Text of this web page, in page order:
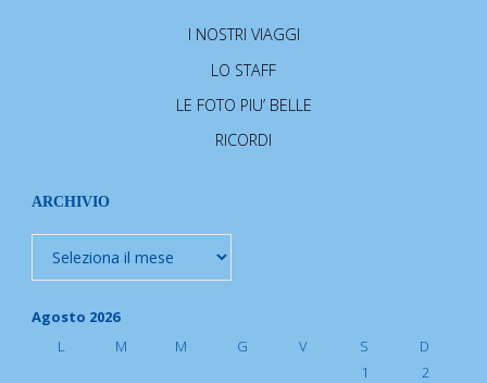
I NOSTRI VIAGGI
LO STAFF
LE FOTO PIU’ BELLE
RICORDI
ARCHIVIO
Archivio
Agosto 2026
L
M M G V S
D
1
2